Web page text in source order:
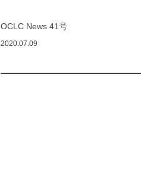
OCLC News 41号
2020.07.09